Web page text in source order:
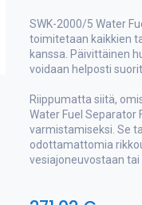
SWK-2000/5 Water
toimitetaan kaikkien
kanssa. Päivittäinen
voidaan helposti
Riippumatta siitä,
Water Fuel Separator
varmistamiseksi. Se
odottamattomia
vesiajoneuvostaan